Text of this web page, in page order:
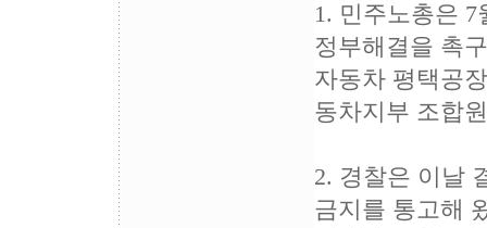
1. 민주노총은
정부해결을 촉
자동차 평택공
동차지부 조합
2. 경찰은 이날
금지를 통고해